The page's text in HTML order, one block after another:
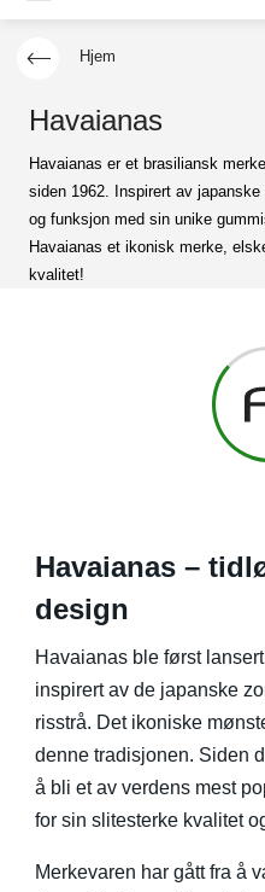
Hjem
Havaianas
Havaianas er et brasiliansk
siden 1962. Inspirert av
og funksjon med sin unike
Havaianas et ikonisk merke,
kvalitet!
Havaianas –
design
Havaianas ble først
inspirert av de japanske
risstrå. Det ikoniske
denne tradisjonen. Siden
å bli et av verdens mest
for sin slitesterke kvalitet
Merkevaren har gått fra å